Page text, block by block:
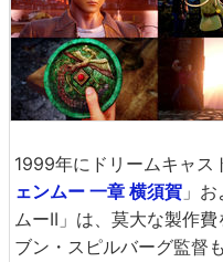
1999年にドリームキャス
ェンムー 一章 横須賀 」
ムーII」は、莫大な製作
ブン・スピルバーグ監督